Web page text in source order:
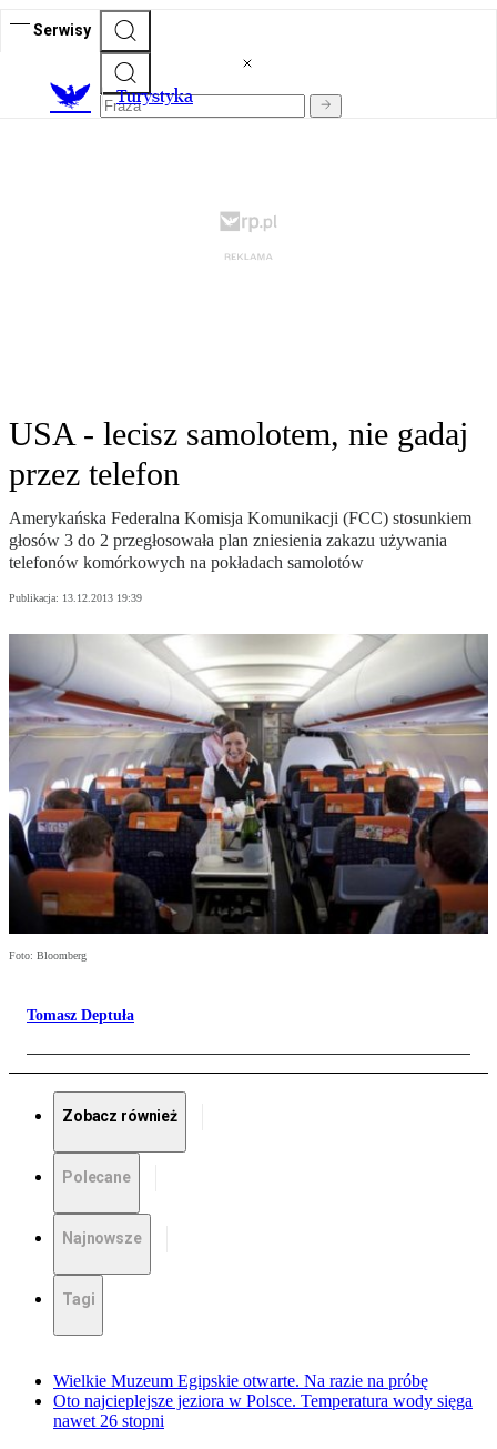
Serwisy
Turystyka
USA - lecisz samolotem, nie gadaj
przez telefon
Amerykańska Federalna Komisja Komunikacji (FCC) stosunkiem
głosów 3 do 2 przegłosowała plan zniesienia zakazu używania
telefonów komórkowych na pokładach samolotów
Publikacja: 13.12.2013 19:39
Foto: Bloomberg
Tomasz Deptuła
Zobacz również
Polecane
Najnowsze
Tagi
Wielkie Muzeum Egipskie otwarte. Na razie na próbę
Oto najcieplejsze jeziora w Polsce. Temperatura wody sięga
nawet 26 stopni